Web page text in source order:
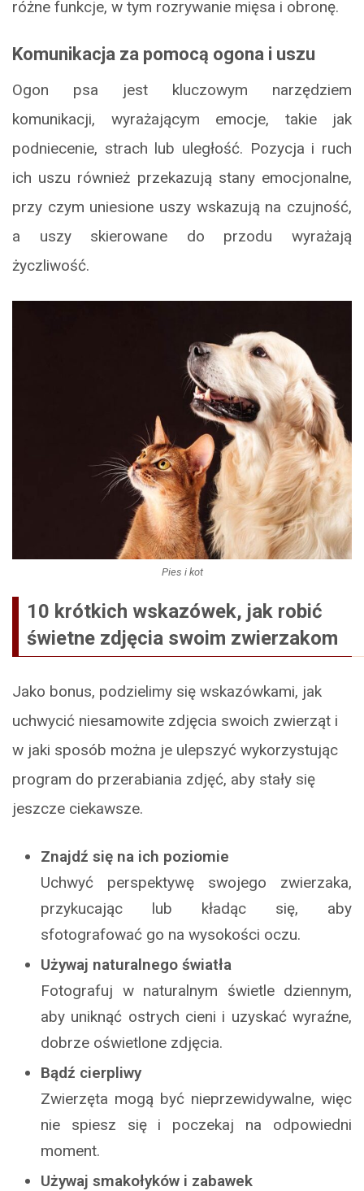
różne funkcje, w tym rozrywanie mięsa i obronę.
Komunikacja za pomocą ogona i uszu
Ogon psa jest kluczowym narzędziem
komunikacji, wyrażającym emocje, takie jak
podniecenie, strach lub uległość. Pozycja i ruch
ich uszu również przekazują stany emocjonalne,
przy czym uniesione uszy wskazują na czujność,
a uszy skierowane do przodu wyrażają
życzliwość.
Pies i kot
10 krótkich wskazówek, jak robić
świetne zdjęcia swoim zwierzakom
Jako bonus, podzielimy się wskazówkami, jak
uchwycić niesamowite zdjęcia swoich zwierząt i
w jaki sposób można je ulepszyć wykorzystując
program do przerabiania zdjęć, aby stały się
jeszcze ciekawsze.
Znajdź się na ich poziomie
Uchwyć perspektywę swojego zwierzaka,
przykucając lub kładąc się, aby
sfotografować go na wysokości oczu.
Używaj naturalnego światła
Fotografuj w naturalnym świetle dziennym,
aby uniknąć ostrych cieni i uzyskać wyraźne,
dobrze oświetlone zdjęcia.
Bądź cierpliwy
Zwierzęta mogą być nieprzewidywalne, więc
nie spiesz się i poczekaj na odpowiedni
moment.
Używaj smakołyków i zabawek